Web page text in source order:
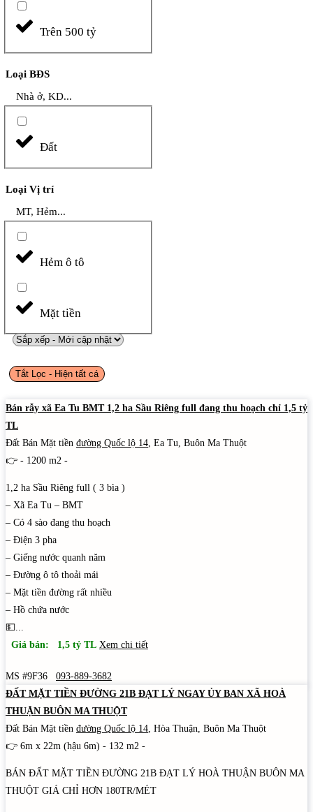
Trên 500 tỷ
Loại BĐS
Nhà ở, KD...
Đất
Loại Vị trí
MT, Hẻm...
Hẻm ô tô
Mặt tiền
Tắt Lọc - Hiện tất cá
Bán rẫy xã Ea Tu BMT 1,2 ha Sầu Riêng full đang thu hoạch chỉ 1,5 tỷ
TL
Đất Bán Mặt tiền đường Quốc lộ 14, Ea Tu, Buôn Ma Thuột
👉 - 1200 m2 -
1,2 ha Sầu Riêng full ( 3 bìa )
– Xã Ea Tu – BMT
– Có 4 sào đang thu hoạch
– Điện 3 pha
– Giếng nước quanh năm
– Đường ô tô thoải mái
– Mặt tiền đường rất nhiều
– Hồ chứa nước
💵...
Giá bán: 1,5 tỷ TL Xem chi tiết
MS #9F36
093-889-3682
ĐẤT MẶT TIỀN ĐƯỜNG 21B ĐẠT LÝ NGAY ỦY BAN XÃ HOÀ
THUẬN BUÔN MA THUỘT
Đất Bán Mặt tiền đường Quốc lộ 14, Hòa Thuận, Buôn Ma Thuột
👉 6m x 22m (hậu 6m) - 132 m2 -
BÁN ĐẤT MẶT TIỀN ĐƯỜNG 21B ĐẠT LÝ HOÀ THUẬN BUÔN MA
THUỘT GIÁ CHỈ HƠN 180TR/MÉT